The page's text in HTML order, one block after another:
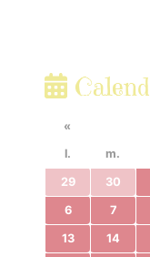
«
l.
m.
29 30
6 7
13 14